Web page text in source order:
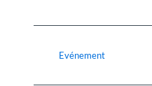
Evénement